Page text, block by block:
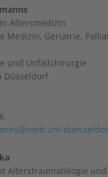
Altersmedizin
Medizin, Geriatrie,
und Unfallchirurgie
Düsseldorf
Alterstraumatologie